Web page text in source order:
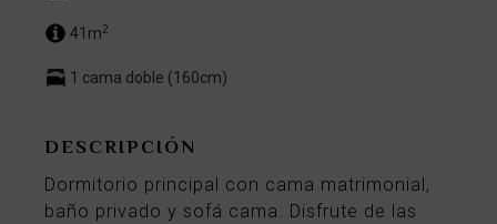
41m2
1 cama doble (160cm)
DESCRIPCIÓN
Dormitorio principal con cama matrimonial,
baño privado y sofá cama. Disfrute de las